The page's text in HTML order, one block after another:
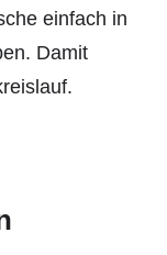
einfach in
Damit